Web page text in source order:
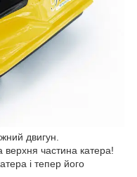
двигун.
верхня частина катера!
і тепер його